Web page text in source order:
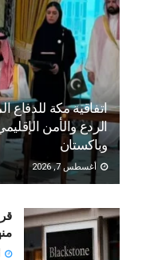
اتفاقية مكة للدفاع
الردع والأمن
وباكستان
أغسطس 7, 2026